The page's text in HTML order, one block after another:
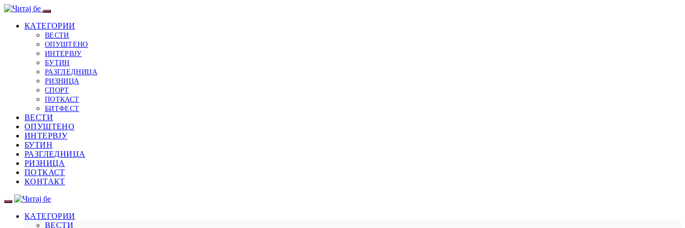
КАТЕГОРИИ
ВЕСТИ
ОПУШТЕНО
ИНТЕРВЈУ
БУТИН
РАЗГЛЕДНИЦА
РИЗНИЦА
СПОРТ
ПОТКАСТ
БИТФЕСТ
ВЕСТИ
ОПУШТЕНО
ИНТЕРВЈУ
БУТИН
РАЗГЛЕДНИЦА
РИЗНИЦА
ПОТКАСТ
КОНТАКТ
КАТЕГОРИИ
ВЕСТИ